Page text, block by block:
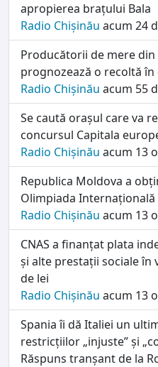
apropierea brațului Bala
Radio Chișinău acum 24
Producătorii de mere
prognozează o recoltă
Radio Chișinău acum 55
Se caută orașul care va
concursul Capitala
Radio Chișinău acum 13
Republica Moldova a
Olimpiada
Radio Chișinău acum 13
CNAS a finanțat plata
și alte prestații sociale în
de lei
Radio Chișinău acum 13
Spania îi dă Italiei un
restricțiilor „injuste” și
Răspuns tranșant de la